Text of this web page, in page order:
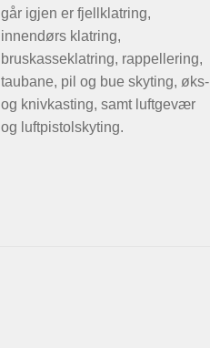
går igjen er fjellklatring,
innendørs klatring,
bruskasseklatring, rappellering,
taubane, pil og bue skyting, øks-
og knivkasting, samt luftgevær
og luftpistolskyting.